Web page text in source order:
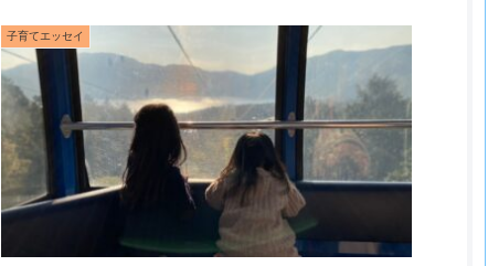
子育てエッセイ